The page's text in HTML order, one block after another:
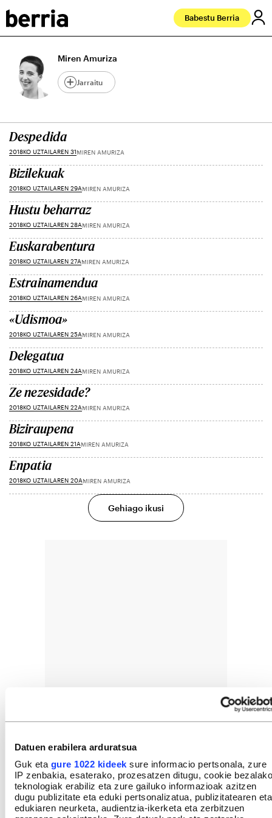
Datuen erabilera arduratsua
Guk eta gure 1022 kideek sure informacio pertsonala, zure
IP zenbakia, esaterako, prozesatzen ditugu, cookie bezalako
teknologiak erabiliz eta zure gailuko informazioak azitzen
dugu publizitate eta eduki pertsonalizatua, publizitatearen eta
edukiaren neurketa, audientzia-ikerketa eta zerbitzuen
Babestu Berria
Miren Amuriza
Jarraitu
Despedida
2018KO UZTAILAREN 31MIREN AMURIZA
Bizilekuak
2018KO UZTAILAREN 29AMIREN AMURIZA
Hustu beharraz
2018KO UZTAILAREN 28AMIREN AMURIZA
Euskarabentura
2018KO UZTAILAREN 27AMIREN AMURIZA
Estrainamendua
2018KO UZTAILAREN 26AMIREN AMURIZA
«Udismoa»
2018KO UZTAILAREN 25AMIREN AMURIZA
Delegatua
2018KO UZTAILAREN 24AMIREN AMURIZA
Ze nezesidade?
2018KO UZTAILAREN 22AMIREN AMURIZA
Biziraupena
2018KO UZTAILAREN 21AMIREN AMURIZA
Enpatia
2018KO UZTAILAREN 20AMIREN AMURIZA
Gehiago ikusi